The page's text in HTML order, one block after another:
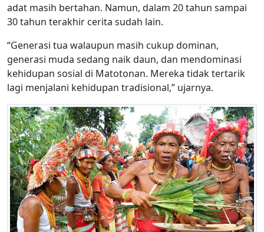
adat masih bertahan. Namun, dalam 20 tahun sampai
30 tahun terakhir cerita sudah lain.
“Generasi tua walaupun masih cukup dominan,
generasi muda sedang naik daun, dan mendominasi
kehidupan sosial di Matotonan. Mereka tidak tertarik
lagi menjalani kehidupan tradisional,” ujarnya.